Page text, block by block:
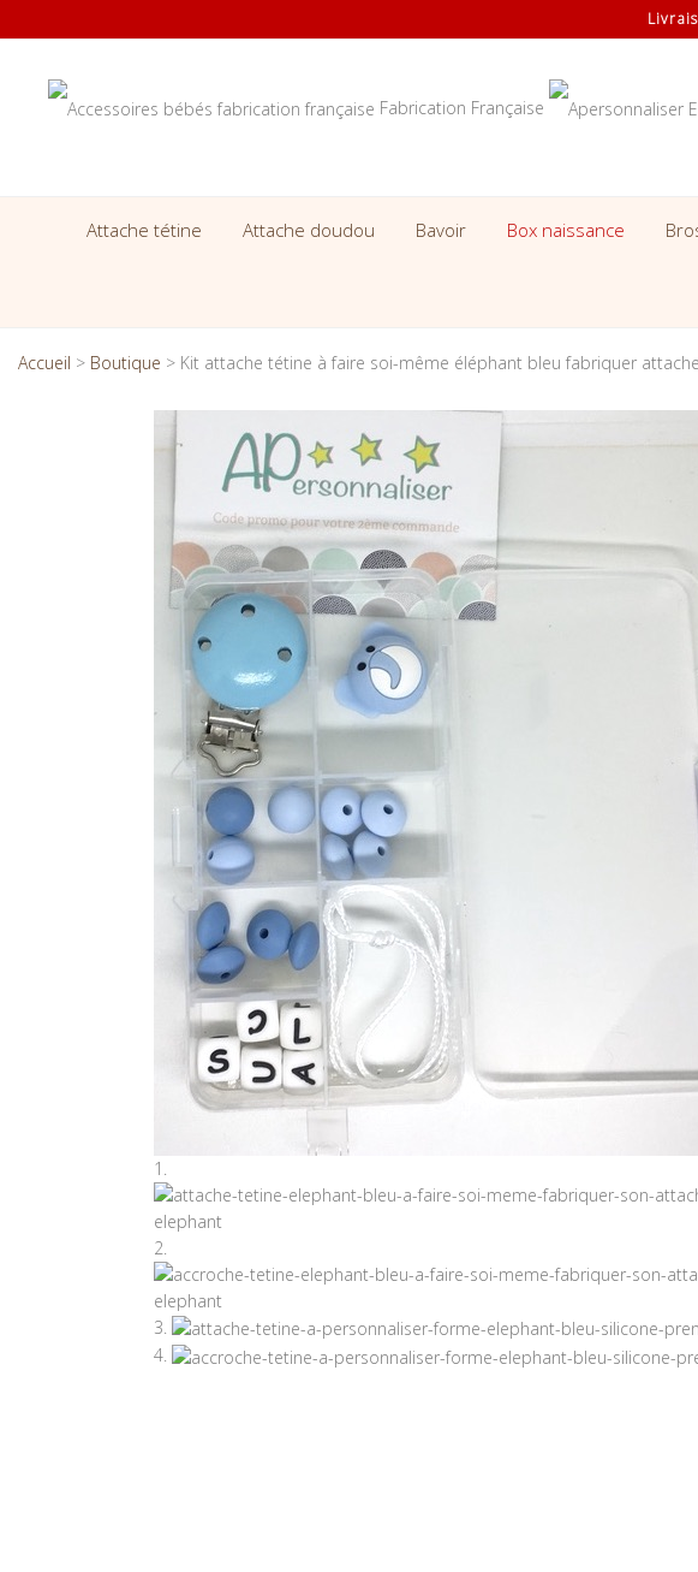
Fabrication Française
Attache tétine Attache doudou Bavoir Box naissance
Accueil > Boutique > Kit attache tétine à faire soi-même éléphant bleu fabriquer